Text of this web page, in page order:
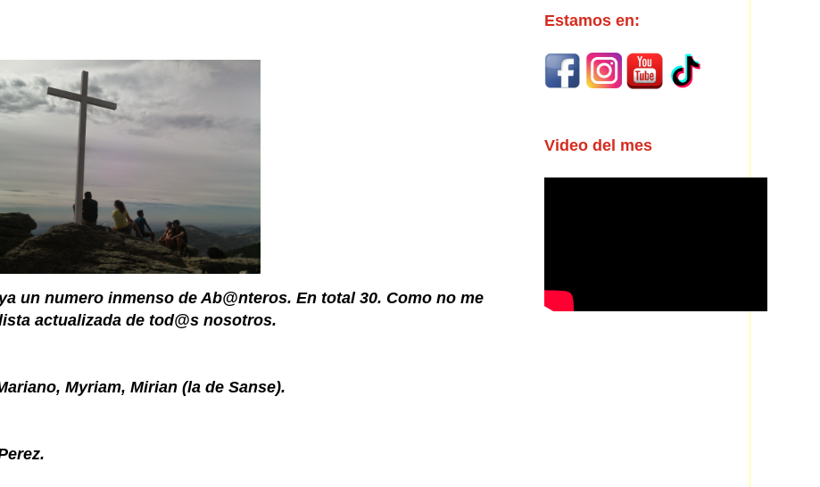
un numero inmenso de Ab@nteros. En total 30. Como no me
actualizada de tod@s nosotros.
, Myriam, Mirian (la de Sanse).
Estamos en:
Video del mes